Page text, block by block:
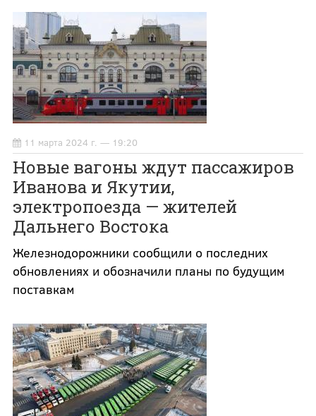
11 марта 2024 г. — 19:20
Новые вагоны ждут пассажиров
Иванова и Якутии,
электропоезда — жителей
Дальнего Востока
Железнодорожники сообщили о последних
обновлениях и обозначили планы по будущим
поставкам